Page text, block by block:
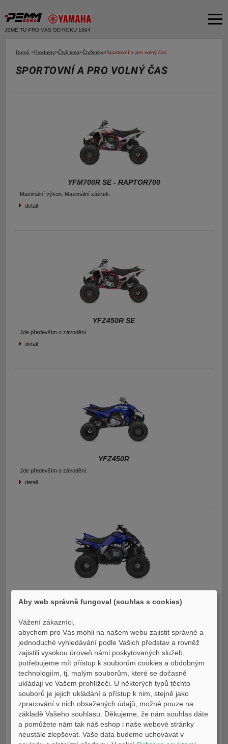
JSME TU PRO VÁS OD ROKU 1994
Produkty
Čtyři kola
Čtyřkolky
E-SHOP YAMAHA
E-SHOP PNEU
Bazar moto
Bazar ND
Financování a pojištění
Domů >Produkty>Čtyři kola>Čtyřkolky>Sportovní a pro volný čas
SPORTOVNÍ A PRO VOLNÝ ČAS
YFM700R SE - RAPTOR700
Maximální výkon. Maximální zážitek.
detail
YFZ450R SE
Jde především o závodění.
detail
YFZ450R
Jde především o závodění.
detail
YFM110R
SKLADEM
detail
Aby web správně fungoval (souhlas s cookies)
Vážení zákazníci,
abychom pro Vás mohli na našem webu zajistit správné a
jednoduché vyhledávání podle Vašich představ a rovněž
zajistili vysokou úroveň námi poskytovaných služeb,
potřebujeme mít přístup k souborům cookies a obdobným
technologiím, tj. malým souborům, které se dočasně
ukládají ve Vašem prohlížeči. U některých typů těchto
souborů je jejich ukládání a přístup k nim, stejně jako
zpracování v nich obsažených údajů, možné pouze na
základě Vašeho souhlasu. Děkujeme, že nám souhlas dáte
a pomůžete nám tak náš eshop i naše webové stránky
neustále zlepšovat. Vaše data budeme uchovávat v